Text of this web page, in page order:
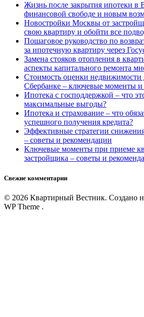
Жизнь после закрытия ипотеки в
финансовой свободе и новым
Новостройки Москвы от
свою квартиру и обойти все
Пошаговое руководство по
за ипотечную квартиру через
Замена стояков отопления в
аспекты капитального ремонта
Стоимость оценки недвижимости
Сбербанке – ключевые моменты и
Ипотека с господдержкой – что
максимальные выгоды?
Ипотека и страхование – что
успешного получения кредита?
Эффективные стратегии
– советы и рекомендации
Ключевые моменты при приеме
застройщика – советы и
Свежие комментарии
© 2026 Квартирный Вестник. Создано
WP Theme .